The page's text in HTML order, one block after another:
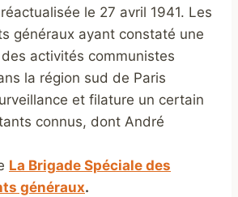
le 27 avril 1941. Les
généraux ayant constaté une
activités communistes
la région sud de Paris
et filature un certain
connus, dont André
La Brigade Spéciale des
généraux.